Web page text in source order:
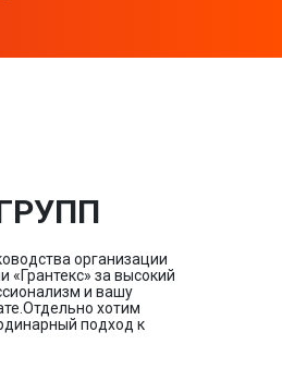
организации
«Грантекс» за высокий
и вашу
хотим
подход к